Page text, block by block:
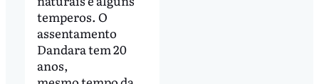
temperos. O
assentamento
Dandara tem 20
anos,